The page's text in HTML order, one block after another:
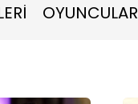
OYUNCULAR